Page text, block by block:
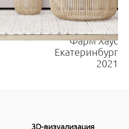
Концептуальный проект
Дом
180 м2
Фарм Хаус
Екатеринбург
2021
3D-визуализация